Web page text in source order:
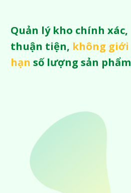
Quản lý kho chính xác,
thuận tiện, không giới
hạn số lượng sản phẩm